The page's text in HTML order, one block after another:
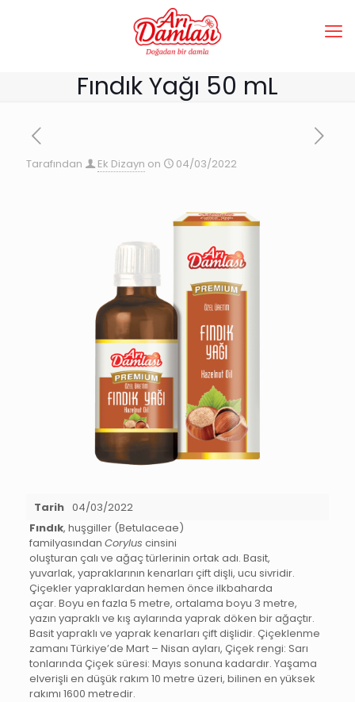
Fındık Yağı 50 mL
Tarafından Ek Dizayn on 04/03/2022
Tarih 04/03/2022
Fındık, huşgiller (Betulaceae)
familyasından Corylus cinsini
oluşturan çalı ve ağaç türlerinin ortak adı. Basit,
yuvarlak, yapraklarının kenarları çift dişli, ucu sivridir.
Çiçekler yapraklardan hemen önce ilkbaharda
açar. Boyu en fazla 5 metre, ortalama boyu 3 metre,
yazın yapraklı ve kış aylarında yaprak döken bir ağaçtır.
Basit yapraklı ve yaprak kenarları çift dişlidir. Çiçeklenme
zamanı Türkiye’de Mart – Nisan ayları, Çiçek rengi: Sarı
tonlarında Çiçek süresi: Mayıs sonuna kadardır. Yaşama
elverişli en düşük rakım 10 metre üzeri, bilinen en yüksek
rakımı 1600 metredir.